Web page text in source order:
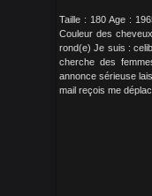
Taille : 180 Age :
Couleur des
rond(e) Je suis :
cherche des
annonce sérieuse
mail reçois me